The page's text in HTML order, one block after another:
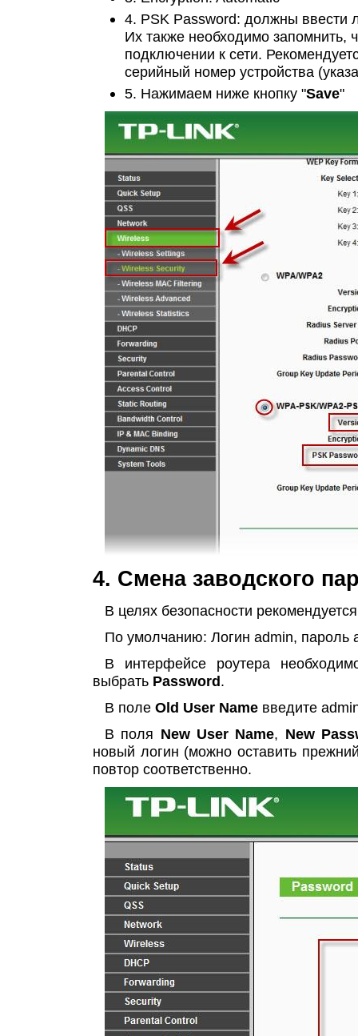
4. PSK Password: должны
Их также необходимо запомнить,
подключении к сети.
серийный номер устройства
5. Нажимаем ниже кнопку "Save"
4. Смена заводского
В целях безопасности
По умолчанию: Логин admin, пароль
В интерфейсе роутера
выбрать Password.
В поле Old User Name введите
В поля New User Name, New
новый логин (можно оставить
повтор соответственно.